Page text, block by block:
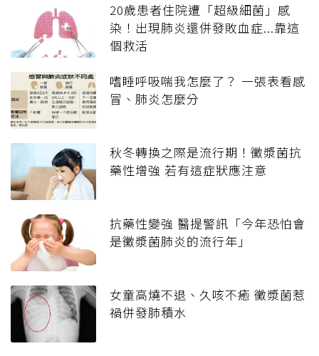
20歲患者住院遭「超級細菌」感
染！出現肺炎還併發敗血症...靠這
個救活
嗜睡呼吸喘我怎麼了？ 一張表看感
冒、肺炎怎麼分
秋冬轉換之際是流行期！黴漿菌抗
藥性增強 若有這症狀應注意
抗藥性變強 醫提警訊「今年恐怕會
是黴漿菌肺炎的流行年」
女童高燒不退、久咳不癒 黴漿菌惹
禍併發肺積水